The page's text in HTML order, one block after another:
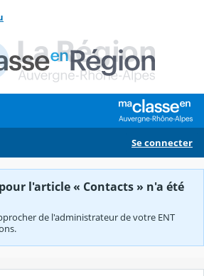
Se connecter
l'article « Contacts » n'a été
de l'administrateur de votre ENT